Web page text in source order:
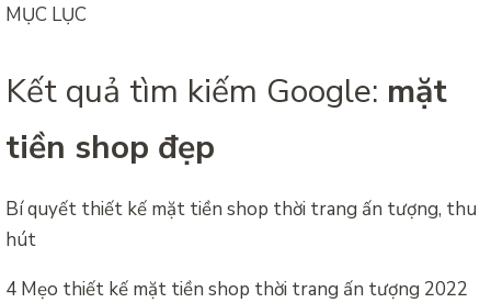
MỤC LỤC
Kết quả tìm kiếm Google: mặt
tiền shop đẹp
Bí quyết thiết kế mặt tiền shop thời trang ấn tượng, thu
hút
4 Mẹo thiết kế mặt tiền shop thời trang ấn tượng 2022